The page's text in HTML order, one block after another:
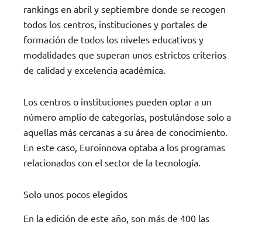
rankings en abril y septiembre donde se recogen
todos los centros, instituciones y portales de
formación de todos los niveles educativos y
modalidades que superan unos estrictos criterios
de calidad y excelencia académica.
Los centros o instituciones pueden optar a un
número amplio de categorías, postulándose solo a
aquellas más cercanas a su área de conocimiento.
En este caso, Euroinnova optaba a los programas
relacionados con el sector de la tecnología.
Solo unos pocos elegidos
En la edición de este año, son más de 400 las